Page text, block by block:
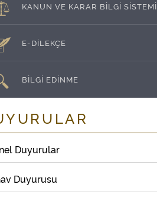
KANUN VE KARAR BİLGİ SİSTEMİ
E-DİLEKÇE
BİLGİ EDİNME
Duyurular
Duyurusu